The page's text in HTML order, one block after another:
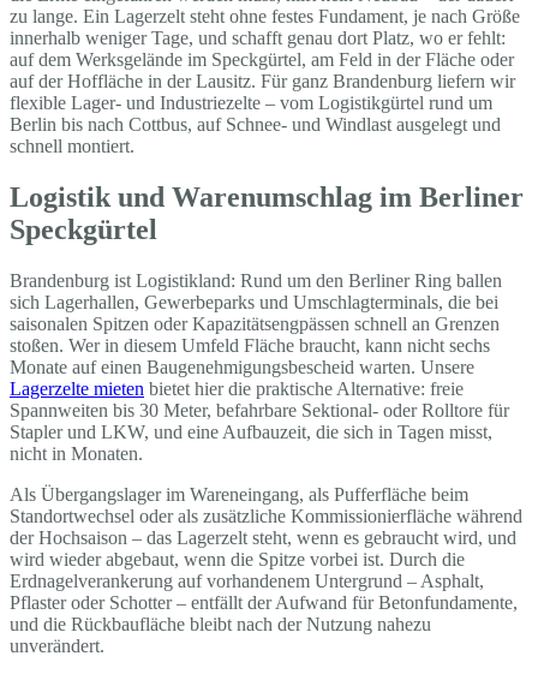
zu lange. Ein Lagerzelt steht ohne festes Fundament, je nach Größe
innerhalb weniger Tage, und schafft genau dort Platz, wo er fehlt:
auf dem Werksgelände im Speckgürtel, am Feld in der Fläche oder
auf der Hoffläche in der Lausitz. Für ganz Brandenburg liefern wir
flexible Lager- und Industriezelte – vom Logistikgürtel rund um
Berlin bis nach Cottbus, auf Schnee- und Windlast ausgelegt und
schnell montiert.
Logistik und Warenumschlag im Berliner
Speckgürtel
Brandenburg ist Logistikland: Rund um den Berliner Ring ballen
sich Lagerhallen, Gewerbeparks und Umschlagterminals, die bei
saisonalen Spitzen oder Kapazitätsengpässen schnell an Grenzen
stoßen. Wer in diesem Umfeld Fläche braucht, kann nicht sechs
Monate auf einen Baugenehmigungsbescheid warten. Unsere
Lagerzelte mieten bietet hier die praktische Alternative: freie
Spannweiten bis 30 Meter, befahrbare Sektional- oder Rolltore für
Stapler und LKW, und eine Aufbauzeit, die sich in Tagen misst,
nicht in Monaten.
Als Übergangslager im Wareneingang, als Pufferfläche beim
Standortwechsel oder als zusätzliche Kommissionierfläche während
der Hochsaison – das Lagerzelt steht, wenn es gebraucht wird, und
wird wieder abgebaut, wenn die Spitze vorbei ist. Durch die
Erdnagelverankerung auf vorhandenem Untergrund – Asphalt,
Pflaster oder Schotter – entfällt der Aufwand für Betonfundamente,
und die Rückbaufläche bleibt nach der Nutzung nahezu
unverändert.